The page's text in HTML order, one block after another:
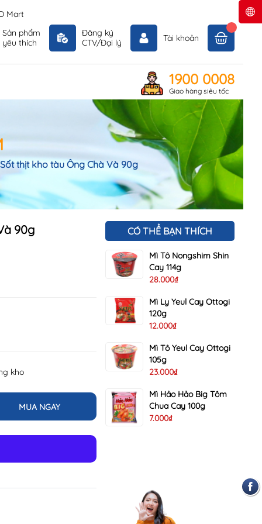
Mart
Sản phẩm
yêu thích
Đăng ký
CTV/Đại lý
Tài khoản
1900 0008
Giao hàng siêu tốc
Sốt thịt kho tàu Ông Chà Và 90g
90g
kho
MUA NGAY
CÓ THỂ BẠN THÍCH
Mì Tô Nongshim Shin
Cay 114g
28.000₫
Mì Ly Yeul Cay Ottogi
120g
12.000₫
Mì Tô Yeul Cay Ottogi
105g
23.000₫
Mì Hảo Hảo Big Tôm
Chua Cay 100g
7.000₫